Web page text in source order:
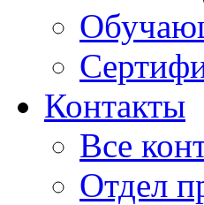
Контакты
Все
Отдел